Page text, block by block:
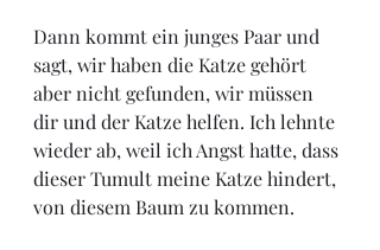
Dann kommt ein junges Paar und
sagt, wir haben die Katze gehört
aber nicht gefunden, wir müssen
dir und der Katze helfen. Ich lehnte
wieder ab, weil ich Angst hatte, dass
dieser Tumult meine Katze hindert,
von diesem Baum zu kommen.